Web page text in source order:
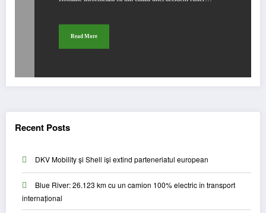
Read More
Recent Posts
DKV Mobility și Shell își extind parteneriatul european
Blue River: 26.123 km cu un camion 100% electric în transport
internațional